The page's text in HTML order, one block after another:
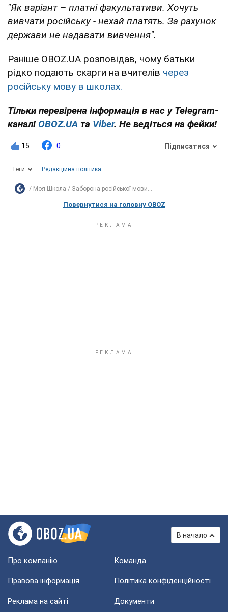
"Як варіант – платні факультативи. Хочуть
вивчати російську - нехай платять. За рахунок
держави не надавати вивчення".
Раніше OBOZ.UA розповідав, чому батьки
рідко подають скарги на вчителів через
російську мову в школах.
Тільки перевірена інформація в нас у Telegram-
каналі OBOZ.UA та Viber. Не ведіться на фейки!
15 0 Підписатися
Теги Редакційна політика
Моя Школа Заборона російської мови...
Повернутися на головну OBOZ
В начало
Про компанію Команда
Правова інформація Політика конфіденційності
Реклама на сайті Документи